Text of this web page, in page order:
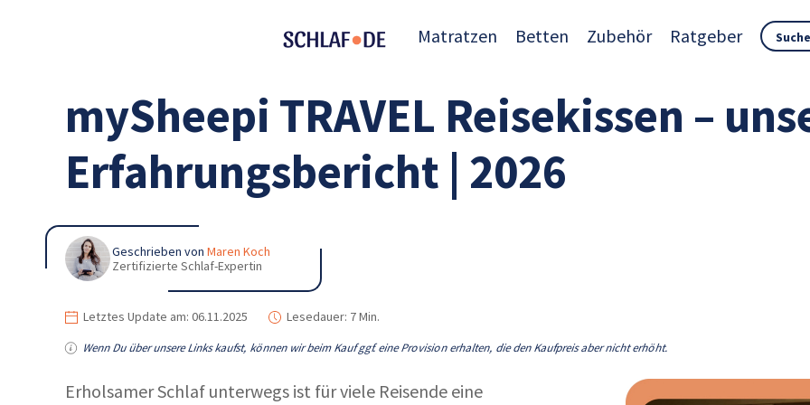
Matratzen Betten Zubehör Ratgeber
mySheepi TRAVEL Reisekissen –
Erfahrungsbericht | 2026
Geschrieben von Maren Koch
Zertifizierte Schlaf-Expertin
Letztes Update am: 06.11.2025 Lesedauer: 7 Min.
Wenn Du über unsere Links kaufst, können wir beim Kauf ggf. eine Provision erhalten, die den Kaufpreis aber nicht erhöht.
Erholsamer Schlaf unterwegs ist für viele Reisende eine